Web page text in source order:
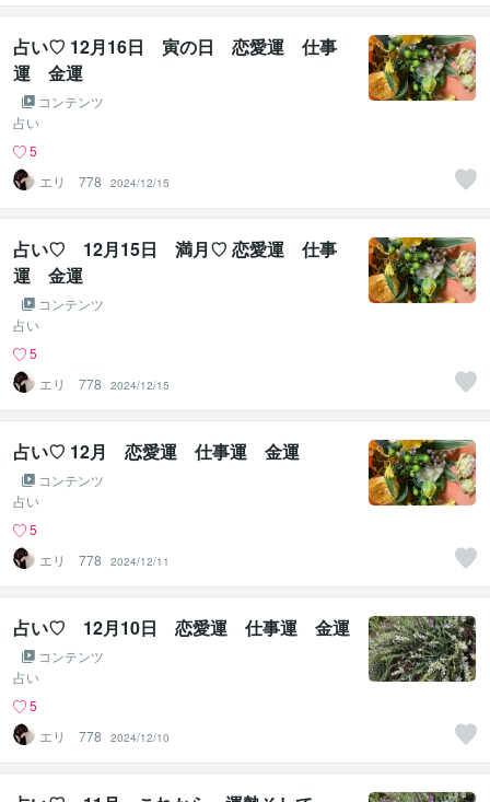
占い♡ 12月16日 寅の日 恋愛運 仕事
運 金運
コンテンツ
占い
5
エリ 778
2024/12/15
占い♡ 12月15日 満月♡ 恋愛運 仕事
運 金運
コンテンツ
占い
5
エリ 778
2024/12/15
占い♡ 12月 恋愛運 仕事運 金運
コンテンツ
占い
5
エリ 778
2024/12/11
占い♡ 12月10日 恋愛運 仕事運 金運
コンテンツ
占い
5
エリ 778
2024/12/10